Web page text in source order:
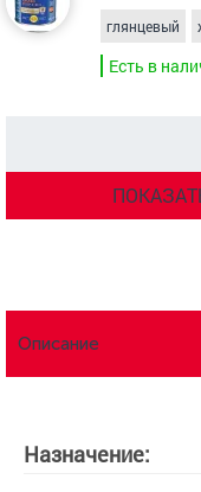
глянцевый
Есть в
Описание
Назначение: